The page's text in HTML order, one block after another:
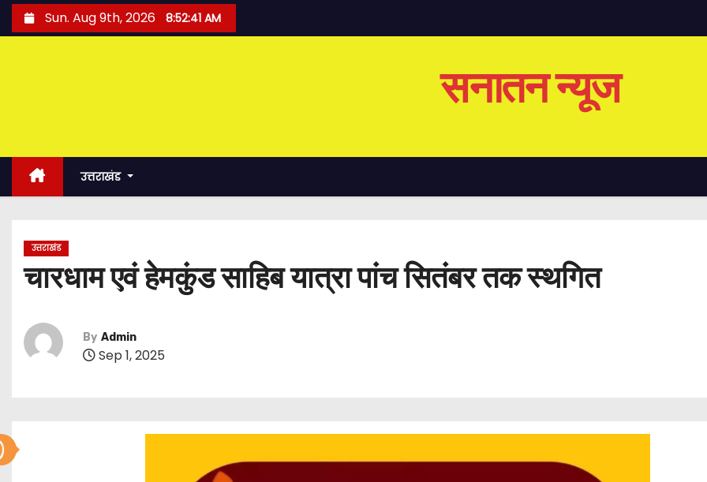
k
Sun. Aug 9th, 2026 8:52:42 AM
सनातन न्यूज
उत्तराखंड
उत्तराखंड
चारधाम एवं हेमकुंड साहिब यात्रा पांच सितंबर तक स्थगित
By Admin
Sep 1, 2025